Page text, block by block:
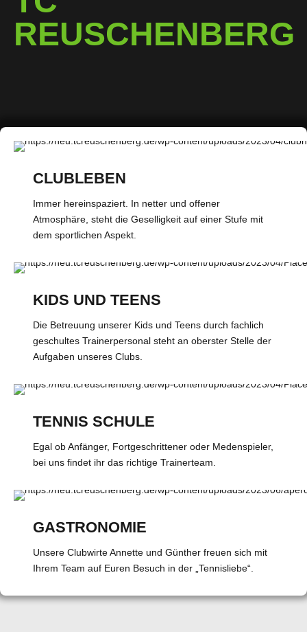
REUSCHENBERG
CLUBLEBEN
Immer hereinspaziert. In netter und offener
Atmosphäre, steht die Geselligkeit auf einer Stufe mit
dem sportlichen Aspekt.
KIDS UND TEENS
Die Betreuung unserer Kids und Teens durch fachlich
geschultes Trainerpersonal steht an oberster Stelle der
Aufgaben unseres Clubs.
TENNIS SCHULE
Egal ob Anfänger, Fortgeschrittener oder Medenspieler,
bei uns findet ihr das richtige Trainerteam.
GASTRONOMIE
Unsere Clubwirte Annette und Günther freuen sich mit
Ihrem Team auf Euren Besuch in der „Tennisliebe“.
0